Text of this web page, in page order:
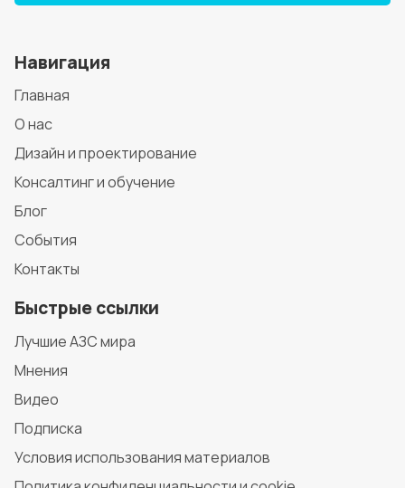
Навигация
Главная
О нас
Дизайн и проектирование
Консалтинг и обучение
Блог
События
Контакты
Быстрые ссылки
Лучшие АЗС мира
Мнения
Видео
Подписка
Условия использования материалов